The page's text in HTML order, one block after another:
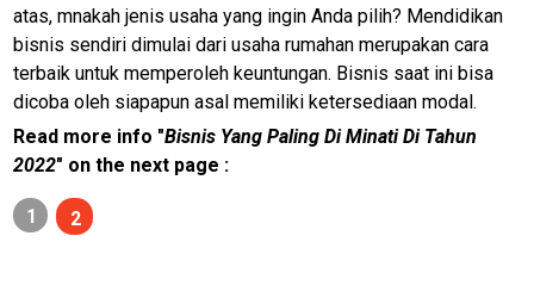
atas, mnakah jenis usaha yang ingin Anda pilih? Mendidikan
bisnis sendiri dimulai dari usaha rumahan merupakan cara
terbaik untuk memperoleh keuntungan. Bisnis saat ini bisa
dicoba oleh siapapun asal memiliki ketersediaan modal.
Read more info "Bisnis Yang Paling Di Minati Di Tahun
2022" on the next page :
1 2